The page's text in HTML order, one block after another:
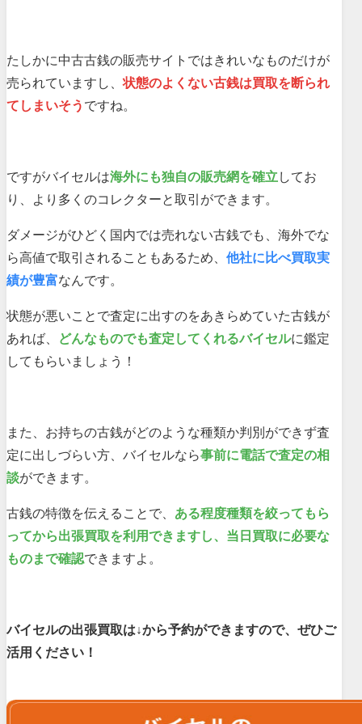
たしかに中古古銭の販売サイトではきれいなものだけが
売られていますし、状態のよくない古銭は買取を断られ
てしまいそう ですね。
ですがバイセルは海外にも独自の販売網を確立 してお
り、より多くのコレクターと取引ができます。
ダメージがひどく国内では売れない古銭でも、海外でな
ら高値で取引されることもあるため、 他社に比べ買取実
績が豊富なんです。
状態が悪いことで査定に出すのをあきらめていた古銭が
あれば、
どんなものでも査定してくれるバイセルに鑑定
してもらいましょう！
また、お持ちの古銭がどのような種類か判別ができず査
定に出しづらい方、バイセルなら事前に電話で査定の相
談ができます。
古銭の特徴を伝えることで、 ある程度種類を絞ってもら
ってから出張買取を利用できますし、当日買取に必要な
ものまで確認できますよ。
バイセルの出張買取は↓から予約ができますので、ぜひご
活用ください！